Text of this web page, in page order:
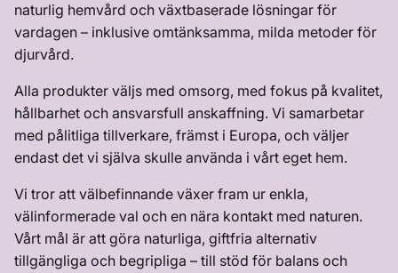
naturlig hemvård och växtbaserade lösningar för
vardagen – inklusive omtänksamma, milda metoder för
djurvård.
Alla produkter väljs med omsorg, med fokus på kvalitet,
hållbarhet och ansvarsfull anskaffning. Vi samarbetar
med pålitliga tillverkare, främst i Europa, och väljer
endast det vi själva skulle använda i vårt eget hem.
Vi tror att välbefinnande växer fram ur enkla,
välinformerade val och en nära kontakt med naturen.
Vårt mål är att göra naturliga, giftfria alternativ
tillgängliga och begripliga – till stöd för balans och